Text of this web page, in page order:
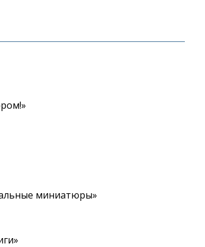
миниатюры»